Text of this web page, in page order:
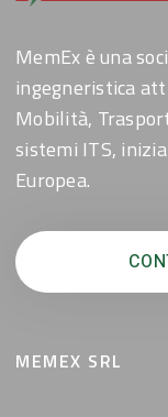
MemEx è una
ingegneristica
Mobilità,
sistemi ITS,
Europea.
MEMEX SRL